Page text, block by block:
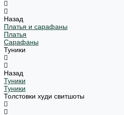
Назад
Платья и сарафаны
Платья
Сарафаны
Туники
Назад
Туники
Туники
Толстовки худи свитшоты